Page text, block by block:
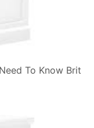
To Know Brit